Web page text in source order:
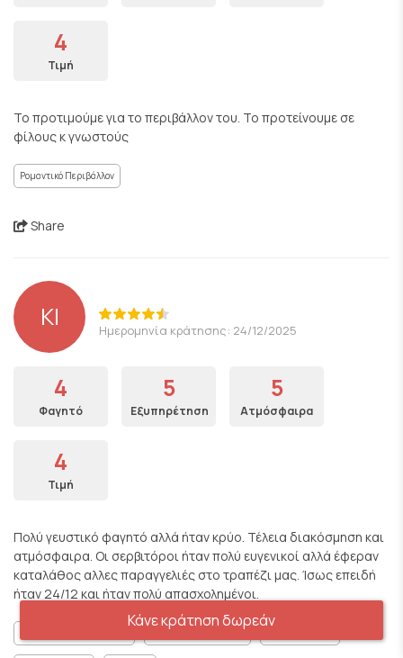
4
Τιμή
Το προτιμούμε για το περιβάλλον του. Το προτείνουμε σε
φίλους κ γνωστούς
Ρομαντικό Περιβάλλον
Share
KI Ημερομηνία κράτησης: 24/12/2025
4
Φαγητό
5
Εξυπηρέτηση
5
Ατμόσφαιρα
4
Τιμή
Πολύ γευστικό φαγητό αλλά ήταν κρύο. Τέλεια διακόσμηση και
ατμόσφαιρα. Οι σερβιτόροι ήταν πολύ ευγενικοί αλλά έφεραν
καταλάθος αλλες παραγγελιές στο τραπέζι μας. Ίσως επειδή
ήταν 24/12 και ήταν πολύ απασχολημένοι.
Ρομαντικό Περιβάλλον
Κάνε κράτηση δωρεάν